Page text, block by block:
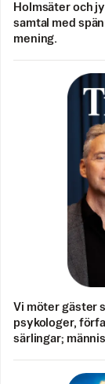
Holmsäter och
samtal med
mening.
Vi möter gäster
psykologer,
särlingar;